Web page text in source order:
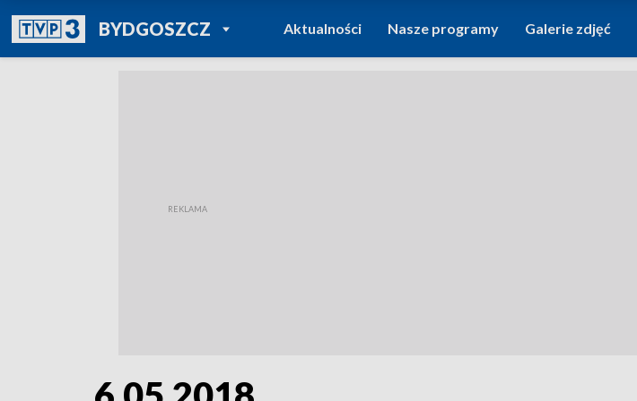
BYDGOSZCZPOWRÓT DO
TVP REGIONY
Aktualności Nasze programy Galerie zdjęć